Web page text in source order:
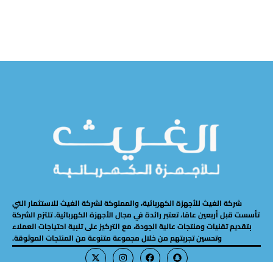
شركة الغيث للأجهزة الكهربائية، والمملوكة لشركة الغيث للاستثمار التي
تأسست قبل أربعين عامًا، تعتبر رائدة في مجال الأجهزة الكهربائية. تلتزم الشركة
بتقديم تقنيات ومنتجات عالية الجودة، مع التركيز على تلبية احتياجات العملاء
وتحسين تجربتهم من خلال مجموعة متنوعة من المنتجات الموثوقة.